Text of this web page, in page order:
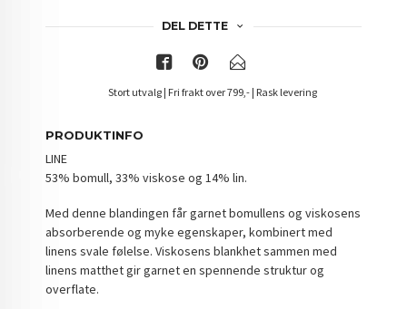
DEL DETTE
Stort utvalg | Fri frakt over 799,- | Rask levering
PRODUKTINFO
LINE
53% bomull, 33% viskose og 14% lin.
Med denne blandingen får garnet bomullens og viskosens
absorberende og myke egenskaper, kombinert med
linens svale følelse. Viskosens blankhet sammen med
linens matthet gir garnet en spennende struktur og
overflate.